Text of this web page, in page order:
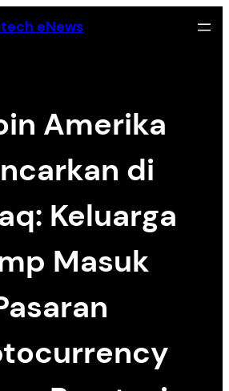
eNews
Amerika
di
Keluarga
Masuk